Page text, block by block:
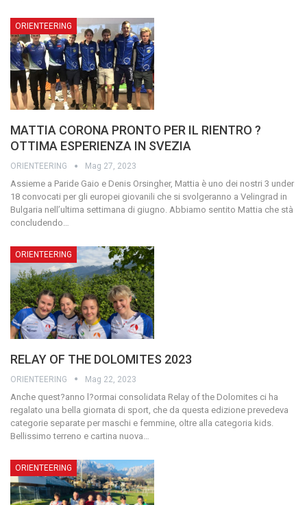
ORIENTEERING
MATTIA CORONA PRONTO PER IL RIENTRO ?
OTTIMA ESPERIENZA IN SVEZIA
ORIENTEERING Mag 27, 2023
Assieme a Paride Gaio e Denis Orsingher, Mattia è uno dei nostri 3 under
18 convocati per gli europei giovanili che si svolgeranno a Velingrad in
Bulgaria nell’ultima settimana di giugno. Abbiamo sentito Mattia che stà
concludendo…
ORIENTEERING
RELAY OF THE DOLOMITES 2023
ORIENTEERING Mag 22, 2023
Anche quest?anno l?ormai consolidata Relay of the Dolomites ci ha
regalato una bella giornata di sport, che da questa edizione prevedeva
categorie separate per maschi e femmine, oltre alla categoria kids.
Bellissimo terreno e cartina nuova…
ORIENTEERING